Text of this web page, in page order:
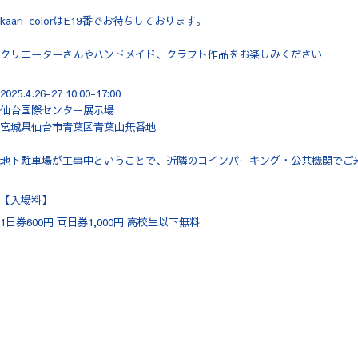
kaari-colorはE19番でお待ちしております。
クリエーターさんやハンドメイド、クラフト作品をお楽しみください
2025.4.26-27 10:00-17:00
仙台国際センター展示場
宮城県仙台市青葉区青葉山無番地
地下駐車場が工事中ということで、近隣のコインパーキング・公共機関でご
【入場料】
1日券600円 両日券1,000円 高校生以下無料